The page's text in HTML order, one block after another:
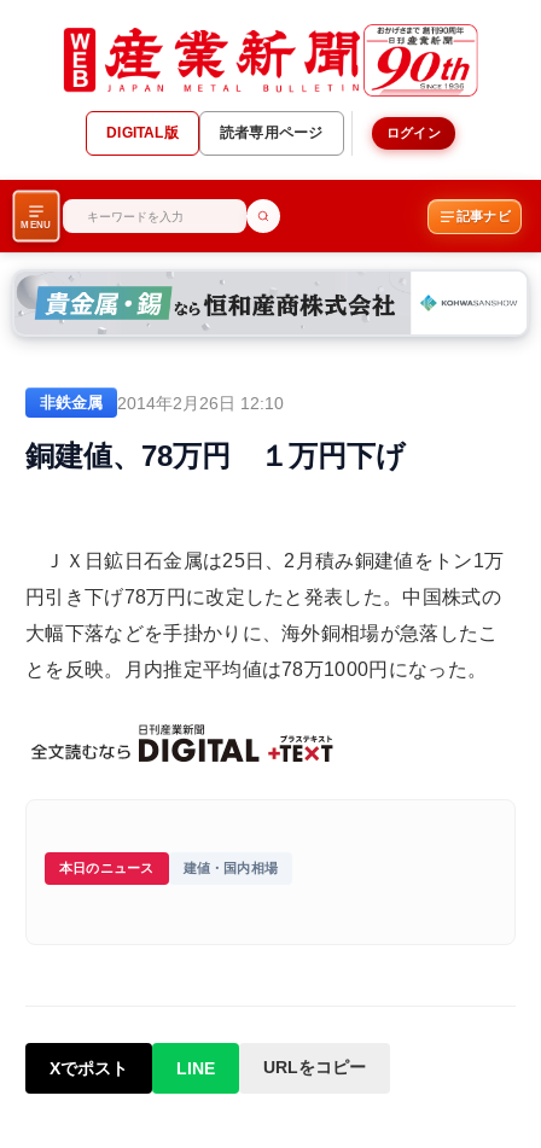
DIGITAL版 読者専用ページ ログイン
MENU
記事ナビ
非鉄金属 2014年2月26日 12:10
銅建値、78万円 １万円下げ
ＪＸ日鉱日石金属は25日、2月積み銅建値をトン1万
円引き下げ78万円に改定したと発表した。中国株式の
大幅下落などを手掛かりに、海外銅相場が急落したこ
とを反映。月内推定平均値は78万1000円になった。
本日のニュース 建値・国内相場
Xでポスト LINE URLをコピー